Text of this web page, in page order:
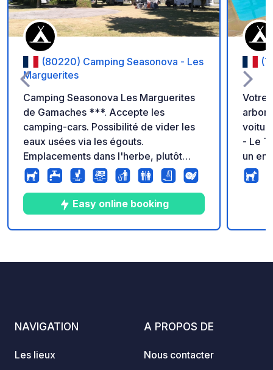
(80220) Camping Seasonova - Les
Marguerites
Camping Seasonova Les Marguerites
de Gamaches ***. Accepte les
camping-cars. Possibilité de vider les
eaux usées via les égouts.
Emplacements dans l'herbe, plutôt
stabilisés, très spacieux et ombragés.
Piscine, lave-linge sont également
accessibles aux camping-cars.
Easy online booking
Votre
- Le
un
et
NAVIGATION
Les lieux
A PROPOS DE
Nous contacter